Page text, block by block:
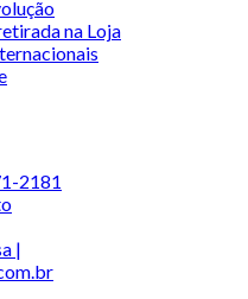
na Loja
2181
|